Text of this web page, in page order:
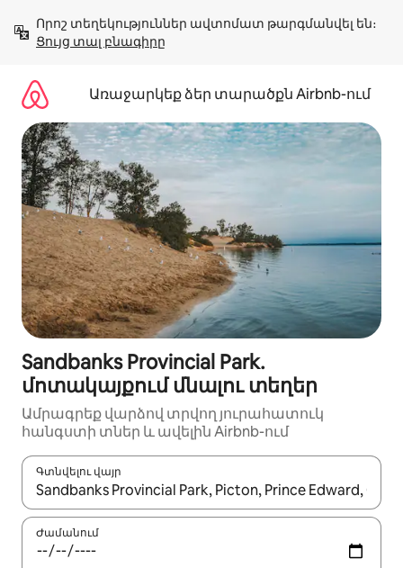
բովանդակությանը
Ցույց տալ բնագիրը
Առաջարկեք ձեր տարածքն Airbnb-ում
Sandbanks Provincial Park․
մոտակայքում մնալու տեղեր
Ամրագրեք վարձով տրվող յուրահատուկ
հանգստի տներ և ավելին Airbnb-ում
Գտնվելու վայր
Երբ արդյունքները հասանելի լինեն, սլաքների
Ժամանում